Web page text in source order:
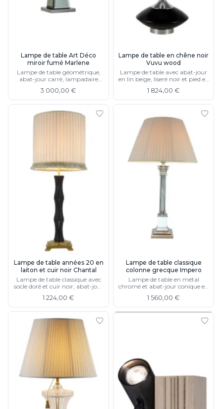
Lampe de table Art Déco
miroir fumé Marlene
Lampe de table géométrique,
abat-jour carré, lampadaire
3 000,00 €
Lampe de table en chêne noir
Vuvu wood
Lampe de table avec abat-jour
en lin beige, liseré noir et pied en
1 824,00 €
Lampe de table années 20 en
laiton et cuir noir Chantal
Lampe de table classique avec
socle doré et cuir noir, abat-jour
1 224,00 €
Lampe de table classique
colonne grecque Impero
Lampe de table en métal
chromé et abat-jour conique en
1 560,00 €